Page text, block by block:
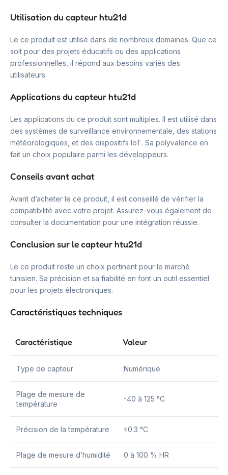
Utilisation du capteur htu21d
Le ce produit est utilisé dans de nombreux domaines. Que ce
soit pour des projets éducatifs ou des applications
professionnelles, il répond aux besoins variés des
utilisateurs.
Applications du capteur htu21d
Les applications du ce produit sont multiples. Il est utilisé dans
des systèmes de surveillance environnementale, des stations
météorologiques, et des dispositifs IoT. Sa polyvalence en
fait un choix populaire parmi les développeurs.
Conseils avant achat
Avant d’acheter le ce produit, il est conseillé de vérifier la
compatibilité avec votre projet. Assurez-vous également de
consulter la documentation pour une intégration réussie.
Conclusion sur le capteur htu21d
Le ce produit reste un choix pertinent pour le marché
tunisien. Sa précision et sa fiabilité en font un outil essentiel
pour les projets électroniques.
Caractéristiques techniques
Caractéristique Valeur
Type de capteur Numérique
Plage de mesure de
température
-40 à 125 °C
Précision de la température ±0.3 °C
Plage de mesure d’humidité 0 à 100 % HR